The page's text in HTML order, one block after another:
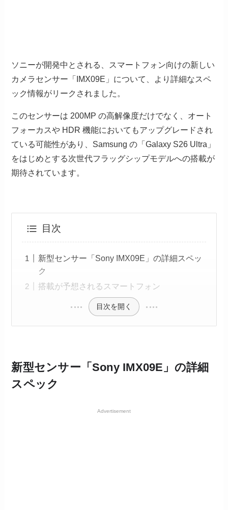
ソニーが開発中とされる、スマートフォン向けの新しい
カメラセンサー「IMX09E」について、より詳細なスペ
ック情報がリークされました。
このセンサーは 200MP の高解像度だけでなく、オート
フォーカスや HDR 機能においてもアップグレードされ
ている可能性があり、Samsung の「Galaxy S26 Ultra」
をはじめとする次世代フラッグシップモデルへの搭載が
期待されています。
目次
新型センサー「Sony IMX09E」の詳細スペッ
ク
搭載が予想されるスマートフォン
目次を開く
新型センサー「Sony IMX09E」の詳細
スペック
Advertisement